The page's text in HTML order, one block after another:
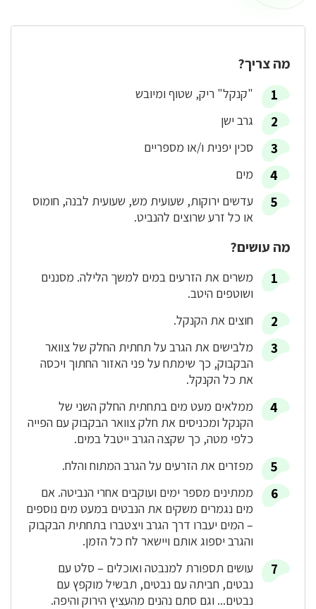
מה צריך?
"קנקל" ריק, שטוף ומיובש
גרב ישן
סכין יפנית ו/או מספריים
מים
עדשים ירוקות, שעועית מש, שעועית לבנה, חומוס
או כל זרע שרוצים להנביט.
מה עושים?
משרים את הזרעים במים למשך הלילה. מסננים
ושוטפים היטב.
חוצים את הקנקל.
מלבישים את הגרב על תחתית החלק של צוואר
הבקבוק, כך שימתח על פני האזור החתוך ויכסה
את כל הקנקל.
ממלאים מעט מים בתחתית החלק השני של
הקנקל ומכניסים את חלק צוואר הבקבוק עם הפייה
כלפי מטה, כך שקצה הגרב ייטבל במים.
מפזרים את הזרעים על הגרב המתוח והלח.
ממתינים מספר ימים ועוקבים אחרי הנביטה. אם
מים נגמרים משקים את הנבטים במעט מים נוספים
– המים יעברו דרך הגרב ויצטברו בתחתית הבקבוק
והגרב יספוג אותם ויישאר לח כל הזמן.
עושים תספורת למנבטה ואוכלים – סלט עם
נבטים, חביתה עם נבטים, תבשיל מוקפץ עם
נבטים... וגם סתם נהנים מהעציץ הירוק והיפה.